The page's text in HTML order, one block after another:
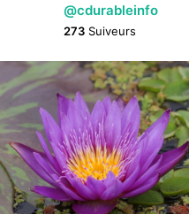
@cdurableinfo
273 Suiveurs